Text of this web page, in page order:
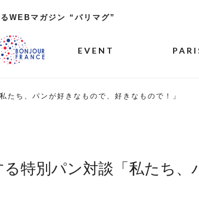
WEBマガジン “パリマグ”
EVENT
ち、パンが好きなもので、好きなもので！」
特別パン対談「私たち、